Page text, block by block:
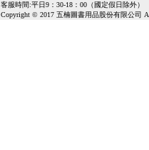
客服時間:平日9：30-18：00（國定假日除外）
Copyright © 2017 五楠圖書用品股份有限公司